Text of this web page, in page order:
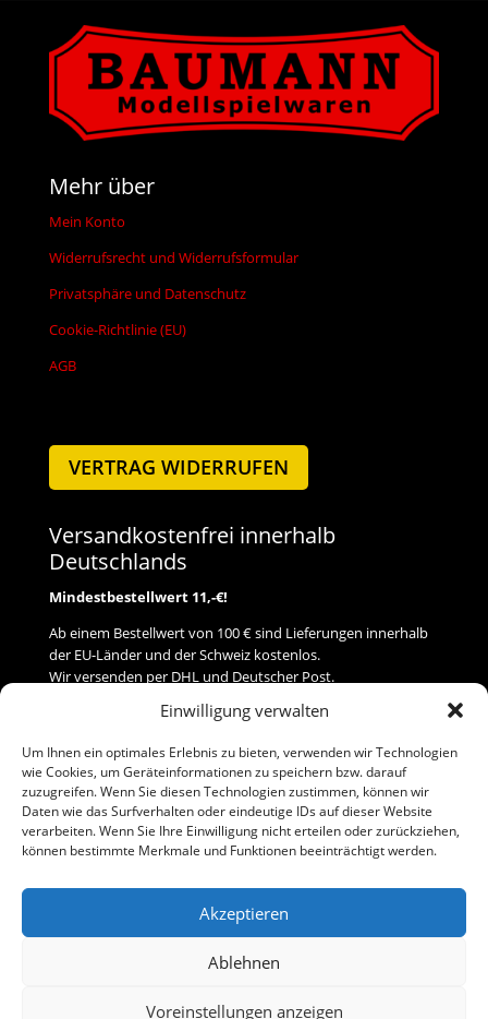
Einwilligung verwalten
Um Ihnen ein optimales Erlebnis zu bieten, verwenden wir Technologien
wie Cookies, um Geräteinformationen zu speichern bzw. darauf
zuzugreifen. Wenn Sie diesen Technologien zustimmen, können wir
Daten wie das Surfverhalten oder eindeutige IDs auf dieser Website
verarbeiten. Wenn Sie Ihre Einwilligung nicht erteilen oder zurückziehen,
können bestimmte Merkmale und Funktionen beeinträchtigt werden.
Akzeptieren
Ablehnen
Voreinstellungen anzeigen
Mehr über
Mein Konto
Widerrufsrecht und Widerrufsformular
Privatsphäre und Datenschutz
Cookie-Richtlinie (EU)
AGB
VERTRAG WIDERRUFEN
Versandkostenfrei innerhalb
Deutschlands
Mindestbestellwert 11,-€!
Ab einem Bestellwert von 100 € sind Lieferungen innerhalb
der EU-Länder und der Schweiz kostenlos.
Wir versenden per DHL und Deutscher Post.
Versand
Zahlung
Baumann Modellspielwaren
Telefon (0 91 61) 33 84